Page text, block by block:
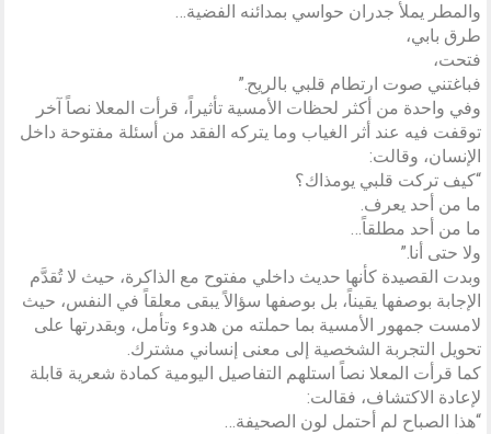
والمطر يملأ جدران حواسي بمدائنه الفضية…
طرق بابي،
فتحت،
فباغتني صوت ارتطام قلبي بالريح.”
وفي واحدة من أكثر لحظات الأمسية تأثيراً، قرأت المعلا نصاً آخر
توقفت فيه عند أثر الغياب وما يتركه الفقد من أسئلة مفتوحة داخل
الإنسان، وقالت:
“كيف تركت قلبي يومذاك؟
ما من أحد يعرف.
ما من أحد مطلقاً…
ولا حتى أنا.”
وبدت القصيدة كأنها حديث داخلي مفتوح مع الذاكرة، حيث لا تُقدَّم
الإجابة بوصفها يقيناً، بل بوصفها سؤالاً يبقى معلقاً في النفس، حيث
لامست جمهور الأمسية بما حملته من هدوء وتأمل، وبقدرتها على
تحويل التجربة الشخصية إلى معنى إنساني مشترك.
كما قرأت المعلا نصاً استلهم التفاصيل اليومية كمادة شعرية قابلة
لإعادة الاكتشاف، فقالت:
“هذا الصباح لم أحتمل لون الصحيفة…